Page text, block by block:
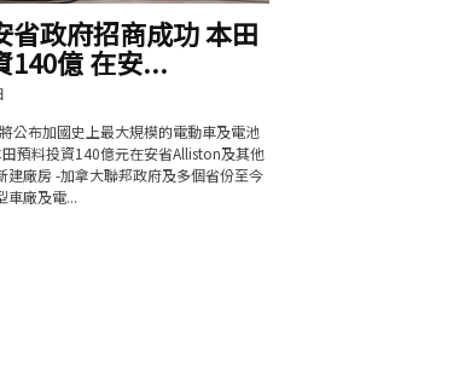
省政府招商成功 本田
140億 在安...
公布加國史上最大規模的電動車及電池
預料投資140億元在安省Alliston及其他
建廠房 -加拿大聯邦政府及多個省份至今
車廠及電...